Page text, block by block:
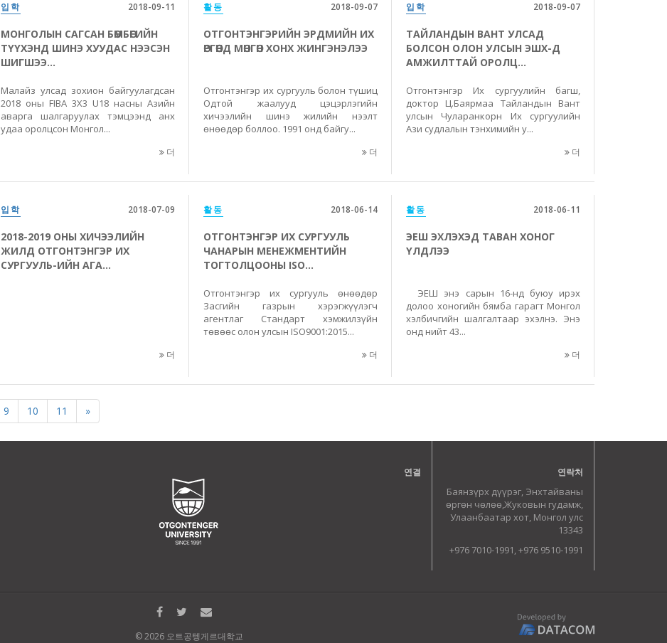
입학 2018-09-11
МОНГОЛЫН САГСАН БӨМБӨГИЙН
ТҮҮХЭНД ШИНЭ ХУУДАС НЭЭСЭН
ШИГШЭЭ...
Малайз улсад зохион байгуулагдсан
2018 оны FIBA 3X3 U18 насны Азийн
аварга шалгаруулах тэмцээнд анх
удаа оролцсон Монгол...
더
활동 2018-09-07
ОТГОНТЭНГЭРИЙН ЭРДМИЙН ИХ
ӨРГӨӨНД МӨНГӨН ХОНХ ЖИНГЭНЭЛЭЭ
Отгонтэнгэр их сургууль болон түшиц
Одтой жаалууд цэцэрлэгийн
хичээлийн шинэ жилийн нээлт
өнөөдөр боллоо. 1991 онд байгу...
더
입학 2018-09-07
ТАЙЛАНДЫН ВАНТ УЛСАД
БОЛСОН ОЛОН УЛСЫН ЭШХ-Д
АМЖИЛТТАЙ ОРОЛЦ...
Отгонтэнгэр Их сургуулийн багш,
доктор Ц.Баярмаа Тайландын Вант
улсын Чуларанкорн Их сургуулийн
Ази судлалын тэнхимийн у...
더
입학 2018-07-09
2018-2019 ОНЫ ХИЧЭЭЛИЙН
ЖИЛД ОТГОНТЭНГЭР ИХ
СУРГУУЛЬ-ИЙН АГА...
더
활동 2018-06-14
ОТГОНТЭНГЭР ИХ СУРГУУЛЬ
ЧАНАРЫН МЕНЕЖМЕНТИЙН
ТОГТОЛЦООНЫ ISO...
Отгонтэнгэр их сургууль өнөөдөр
Засгийн газрын хэрэгжүүлэгч
агентлаг Стандарт хэмжилзүйн
төвөөс олон улсын ISO9001:2015...
더
활동 2018-06-11
ЭЕШ ЭХЛЭХЭД ТАВАН ХОНОГ
ҮЛДЛЭЭ
ЭЕШ энэ сарын 16-нд буюу ирэх
долоо хоногийн бямба гарагт Монгол
хэлбичгийн шалгалтаар эхэлнэ. Энэ
онд нийт 43...
더
9 10 11 »
연결 연락처
Баянзүрх дүүрэг, Энхтайваны
өргөн чөлөө,Жуковын гудамж,
Улаанбаатар хот, Монгол улс
13343
+976 7010-1991, +976 9510-1991
© 2026 오트공텡게르대학교